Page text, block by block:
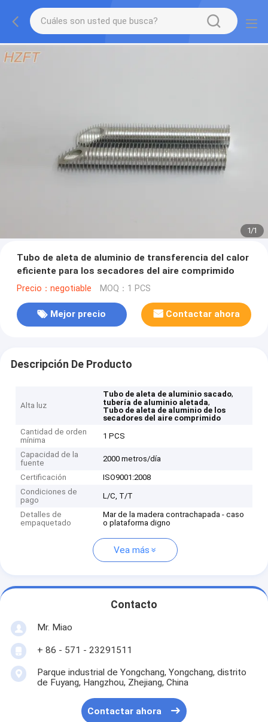
1/1
Tubo de aleta de aluminio de transferencia del calor
eficiente para los secadores del aire comprimido
Precio：negotiable MOQ：1 PCS
Mejor precio Contactar ahora
Descripción De Producto
Alta luz
Tubo de aleta de aluminio sacado,
tubería de aluminio aletada,
Tubo de aleta de aluminio de los
secadores del aire comprimido
Cantidad de orden
mínima
1 PCS
Capacidad de la
fuente
2000 metros/día
Certificación
ISO9001:2008
Condiciones de
pago
L/C, T/T
Detalles de
empaquetado
Mar de la madera contrachapada - caso
o plataforma digno
Vea más
Contacto
Mr. Miao
+ 86 - 571 - 23291511
Parque industrial de Yongchang, Yongchang, distrito
de Fuyang, Hangzhou, Zhejiang, China
Contactar ahora